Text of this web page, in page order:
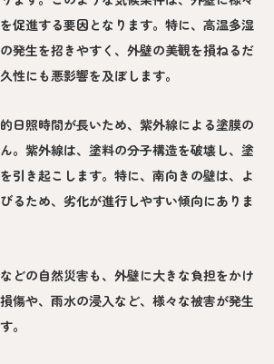
促進する要因となります。特に、高温多湿
発生を招きやすく、外壁の美観を損ねるだ
性にも悪影響を及ぼします。
日照時間が長いため、紫外線による塗膜の
。紫外線は、塗料の分子構造を破壊し、塗
引き起こします。特に、南向きの壁は、よ
るため、劣化が進行しやすい傾向にありま
どの自然災害も、外壁に大きな負担をかけ
傷や、雨水の浸入など、様々な被害が発生
。